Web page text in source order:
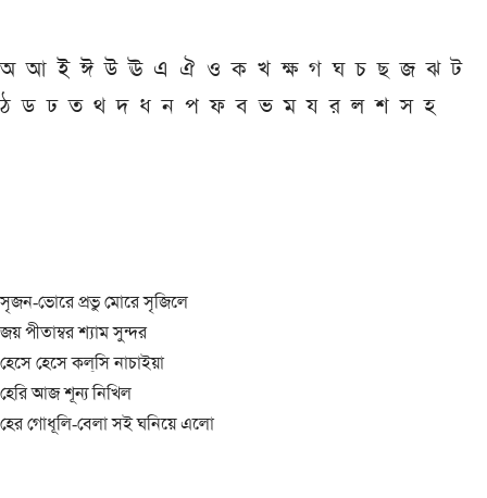
অ আ ই ঈ উ ঊ এ ঐ ও ক খ ক্ষ গ ঘ চ ছ জ ঝ ট
ঠ ড ঢ ত থ দ ধ ন প ফ ব ভ ম য র ল শ স হ
সৃজন-ভোরে প্রভু মোরে সৃজিলে
জয় পীতাম্বর শ্যাম সুন্দর
হেসে হেসে কল্‌সি নাচাইয়া
হেরি আজ শূন্য নিখিল
হের গোধূলি-বেলা সই ঘনিয়ে এলো